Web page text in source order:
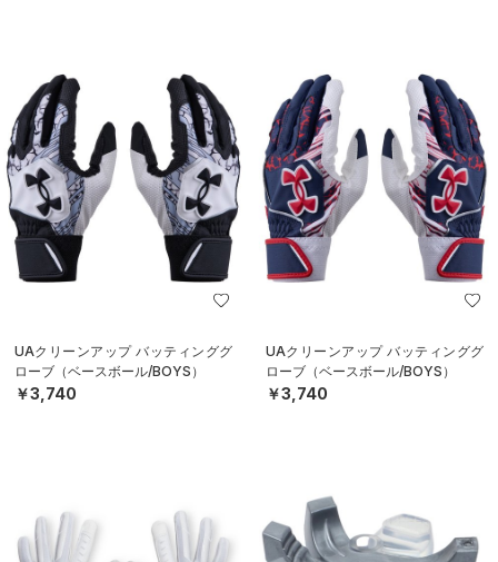
UAクリーンアップ バッティンググ
ローブ（ベースボール/BOYS）
￥3,740
UAクリーンアップ バッティンググ
ローブ（ベースボール/BOYS）
￥3,740